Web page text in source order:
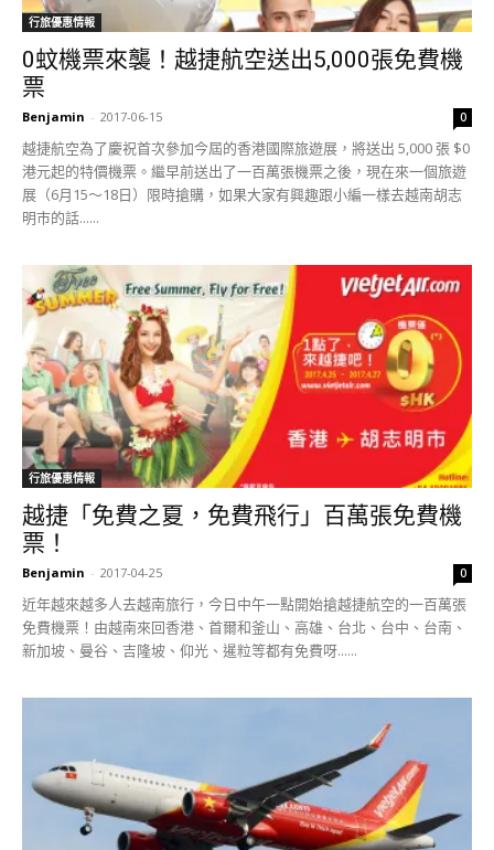
行旅優惠情報
0蚊機票來襲！越捷航空送出5,000張免費機
票
Benjamin - 2017-06-15 0
越捷航空為了慶祝首次參加今屆的香港國際旅遊展，將送出 5,000 張 $0
港元起的特價機票。繼早前送出了一百萬張機票之後，現在來一個旅遊
展（6月15～18日）限時搶購，如果大家有興趣跟小編一樣去越南胡志
明市的話......
行旅優惠情報
越捷「免費之夏，免費飛行」百萬張免費機
票！
Benjamin - 2017-04-25 0
近年越來越多人去越南旅行，今日中午一點開始搶越捷航空的一百萬張
免費機票！由越南來回香港、首爾和釜山、高雄、台北、台中、台南、
新加坡、曼谷、吉隆坡、仰光、暹粒等都有免費呀......